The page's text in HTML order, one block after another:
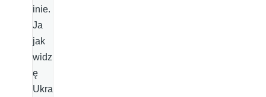
inie.
Ja
jak
widz
ę
Ukra